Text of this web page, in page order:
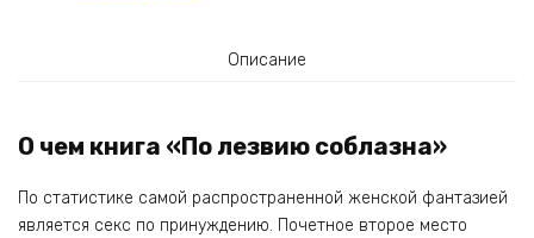
Описание
О чем книга «По лезвию соблазна»
По статистике самой распространенной женской фантазией
является секс по принуждению. Почетное второе место